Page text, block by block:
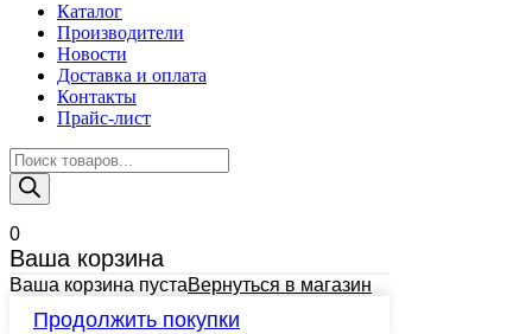
Каталог
Производители
Новости
Доставка и оплата
Контакты
Прайс-лист
Поиск
товаров
0
Ваша корзина
Ваша корзина пустаВернуться в магазин
Продолжить покупки